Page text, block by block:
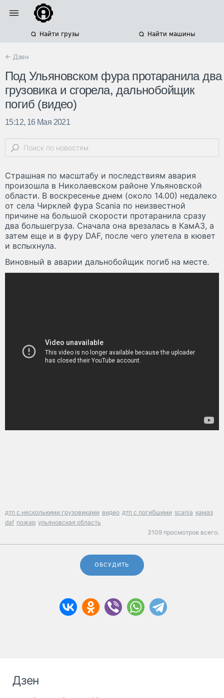
Найти грузы Найти машины
← Дзен
Под Ульяновском фура протаранила два
грузовика и сгорела, дальнобойщик
погиб (видео)
15:12, 16 Мая 2021
Страшная по масштабу и последствиям авария
произошла в Николаевском районе Ульяновской
области. В воскресенье днем (около 14.00) недалеко
от села Чирклей фура Scania по неизвестной
причине на большой скорости протаранила сразу
два большегруза. Сначала она врезалась в КамАЗ, а
затем еще и в фуру DAF, после чего улетела в кювет
и вспыхнула.
Виновный в аварии дальнобойщик погиб на месте.
дтп с несколькими грузовиками видео дтп с погибшими scania камаз
daf пожар ульяновская область
3109 просмотров всего.
ОБСУДИТЬ
Дзен